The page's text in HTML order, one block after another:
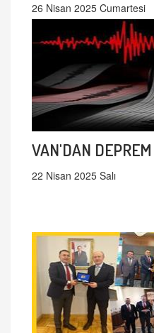
26 Nisan 2025 Cumartesi
VAN'DAN
22 Nisan 2025 Salı